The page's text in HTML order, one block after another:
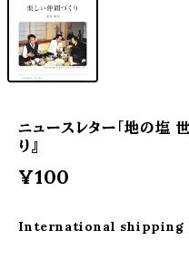
ニュースレター「地の塩
り』
¥100
International shipping